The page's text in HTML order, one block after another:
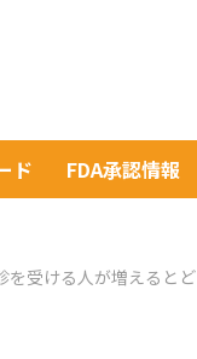
ド FDA承認情報
を受ける人が増えると